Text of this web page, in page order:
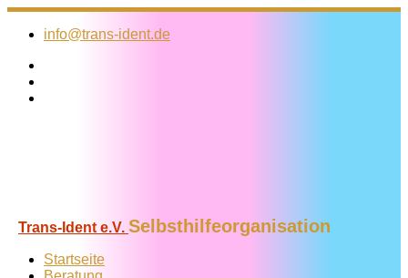
Zum
Inhalt
info@trans-ident.de
Trans-Ident e.V. Selbsthilfeorganisation
Startseite